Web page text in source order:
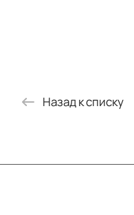
Назад к списку